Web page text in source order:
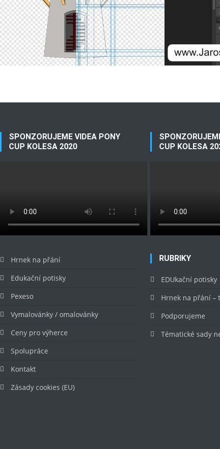
SPONZORUJEME VIDEA PONY
CUP KOLESA 2020
Hrnek na přání
Edukační potisky
Pexeso
Vymalovánky / omalovánky
Ceny pro výherce
Spolupráce
Kontakt
Zásady cookies (EU)
CUP KOLESA
RUBRIKY
EDUkační potisky
Hrnek na přání –
Podporujeme
Tématické sady